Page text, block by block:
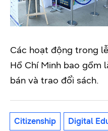
Các hoạt động trong
Hồ Chí Minh bao gồm
bán và trao đổi sách.
Citizenship Digital